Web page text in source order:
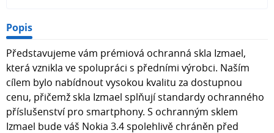
Popis
Představujeme vám prémiová ochranná skla Izmael,
která vznikla ve spolupráci s předními výrobci. Naším
cílem bylo nabídnout vysokou kvalitu za dostupnou
cenu, přičemž skla Izmael splňují standardy ochranného
příslušenství pro smartphony. S ochranným sklem
Izmael bude váš Nokia 3.4 spolehlivě chráněn před